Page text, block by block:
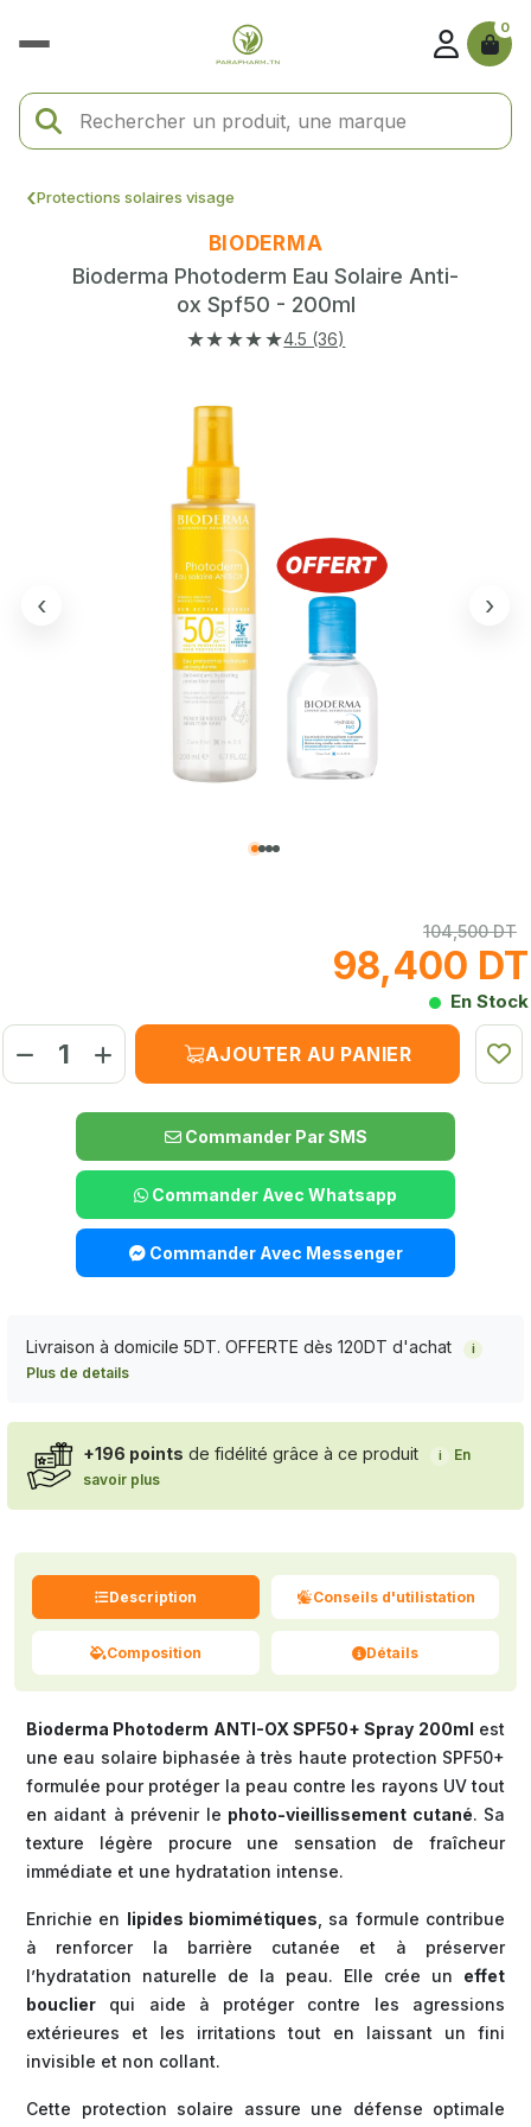
0
Protections solaires visage
BIODERMA
Bioderma Photoderm Eau Solaire Anti-
ox Spf50 - 200ml
★★★★★4.5 (36)
‹ ›
104,500 DT
98,400 DT
En Stock
AJOUTER AU PANIER
Commander Par SMS
Commander Avec Whatsapp
Commander Avec Messenger
Livraison à domicile 5DT. OFFERTE dès 120DT d'achat i
Plus de details
+196 points de fidélité grâce à ce produit i
En
savoir plus
Description Conseils d'utilistation
Composition Détails
Bioderma Photoderm ANTI-OX SPF50+ Spray 200ml est
une eau solaire biphasée à très haute protection SPF50+
formulée pour protéger la peau contre les rayons UV tout
en aidant à prévenir le photo-vieillissement cutané. Sa
texture légère procure une sensation de fraîcheur
immédiate et une hydratation intense.
Enrichie en lipides biomimétiques , sa formule contribue
à renforcer la barrière cutanée et à préserver
l’hydratation naturelle de la peau. Elle crée un effet
bouclier qui aide à protéger contre les agressions
extérieures et les irritations tout en laissant un fini
invisible et non collant.
Cette protection solaire assure une défense optimale